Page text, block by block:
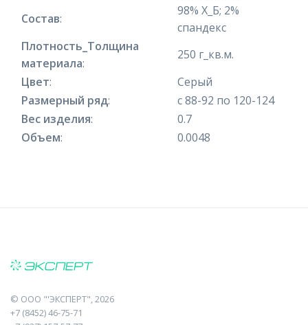
Состав:
98% Х_Б; 2%
спандекс
Плотность_Толщина
материала:
250 г_кв.м.
Цвет:
Серый
Размерный ряд:
с 88-92 по 120-124
Вес изделия:
0.7
Объем: 0.0048
© ООО "'ЭКСПЕРТ", 2026
+7 (8452) 46-75-71